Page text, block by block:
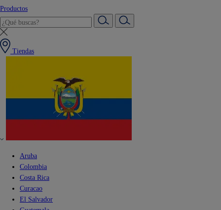
Productos
Tiendas
Aruba
Colombia
Costa Rica
Curacao
El Salvador